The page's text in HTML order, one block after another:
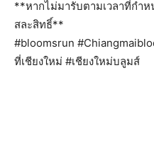
**หากไม่มารับตามเวลาที่กำ
สละสิทธิ์**
#bloomsrun
ที่เชียงใหม่ #เชียงใหม่บลูมส์